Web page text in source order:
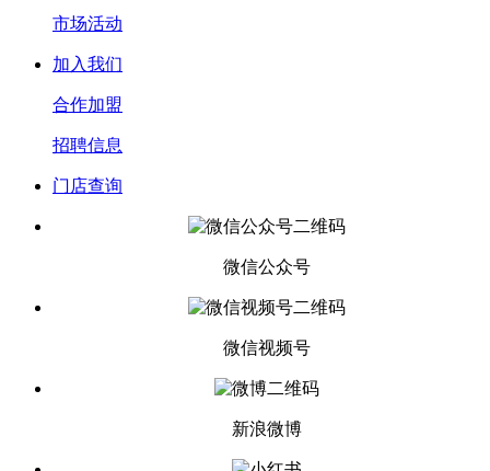
市场活动
加入我们
合作加盟
招聘信息
门店查询
微信公众号
微信视频号
新浪微博